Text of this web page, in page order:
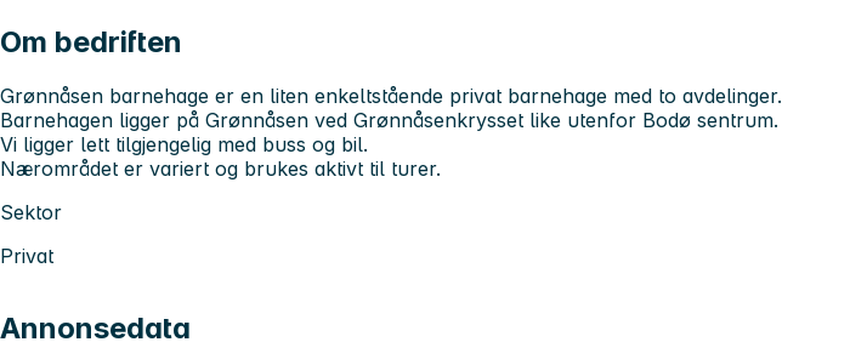
Om bedriften
Grønnåsen barnehage er en liten enkeltstående privat barnehage med to avdelinger.
Barnehagen ligger på Grønnåsen ved Grønnåsenkrysset like utenfor Bodø sentrum.
Vi ligger lett tilgjengelig med buss og bil.
Nærområdet er variert og brukes aktivt til turer.
Sektor
Privat
Annonsedata